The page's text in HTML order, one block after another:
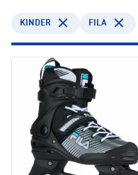
KINDER FILA